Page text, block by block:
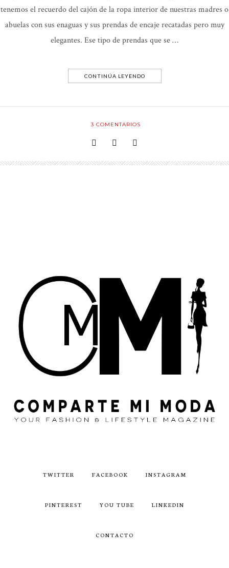
tenemos el recuerdo del cajón de la ropa interior de nuestras madres o
abuelas con sus enaguas y sus prendas de encaje recatadas pero muy
elegantes. Ese tipo de prendas que se …
CONTINÚA LEYENDO
3 COMENTARIOS
TWITTER FACEBOOK INSTAGRAM
PINTEREST YOU TUBE LINKEDIN
CONTACTO